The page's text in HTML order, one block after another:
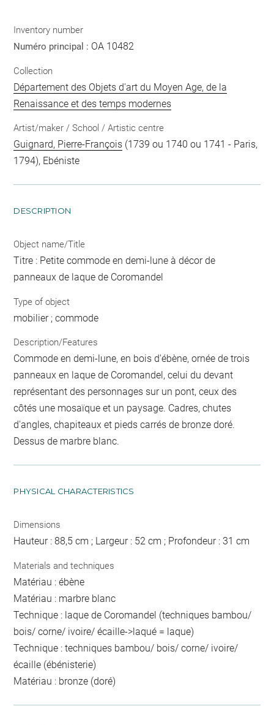
Inventory number
Numéro principal : OA 10482
Collection
Département des Objets d'art du Moyen Age, de la
Renaissance et des temps modernes
Artist/maker / School / Artistic centre
Guignard, Pierre-François (1739 ou 1740 ou 1741 - Paris,
1794), Ebéniste
DESCRIPTION
Object name/Title
Titre : Petite commode en demi-lune à décor de
panneaux de laque de Coromandel
Type of object
mobilier ; commode
Description/Features
Commode en demi-lune, en bois d'ébène, ornée de trois
panneaux en laque de Coromandel, celui du devant
représentant des personnages sur un pont, ceux des
côtés une mosaïque et un paysage. Cadres, chutes
d'angles, chapiteaux et pieds carrés de bronze doré.
Dessus de marbre blanc.
PHYSICAL CHARACTERISTICS
Dimensions
Hauteur : 88,5 cm ; Largeur : 52 cm ; Profondeur : 31 cm
Materials and techniques
Matériau : ébène
Matériau : marbre blanc
Technique : laque de Coromandel (techniques bambou/
bois/ corne/ ivoire/ écaille->laqué = laque)
Technique : techniques bambou/ bois/ corne/ ivoire/
écaille (ébénisterie)
Matériau : bronze (doré)